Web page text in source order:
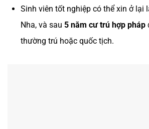
Sinh viên tốt nghiệp có thể xin ở lại
Nha, và sau 5 năm cư trú hợp pháp
thường trú hoặc quốc tịch.